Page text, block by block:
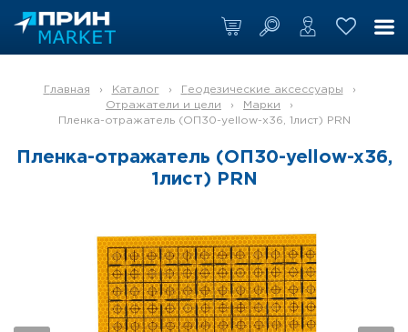
Главная › Каталог › Геодезические аксессуары
›
Отражатели и цели
› Марки
›
Пленка-отражатель (ОП30-yellow-x36, 1лист) PRN
Пленка-отражатель (ОП30-yellow-x36,
1лист) PRN